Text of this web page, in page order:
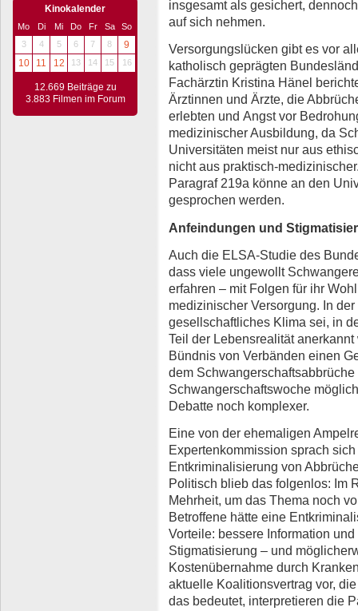
Kinokalender
Mo Di Mi Do Fr Sa
So
3
4 5 6 7 8
9
10
11 12 13 14 15 16
12.669 Beiträge zu
3.883 Filmen im Forum
insgesamt als gesichert,
auf sich nehmen.
Versorgungslücken gibt es vor
katholisch geprägten
Fachärztin Kristina Hänel
Ärztinnen und Ärzte, die
erlebten und Angst vor
medizinischer Ausbildung, da
Universitäten meist nur aus
nicht aus praktisch-
Paragraf 219a könne an den
gesprochen werden.
Anfeindungen und
Auch die ELSA-Studie des
dass viele ungewollt
erfahren – mit Folgen für ihr
medizinischer Versorgung. In
gesellschaftliches Klima sei, in
Teil der Lebensrealität
Bündnis von Verbänden einen
dem
Schwangerschaftswoche
Debatte noch komplexer.
Eine von der ehemaligen
Expertenkommission sprach
Entkriminalisierung von
Politisch blieb das folgenlos: Im
Mehrheit, um das Thema noch
Betroffene hätte eine
Vorteile: bessere Information
Stigmatisierung – und
Kostenübernahme durch
aktuelle Koalitionsvertrag vor,
das bedeutet, interpretieren die